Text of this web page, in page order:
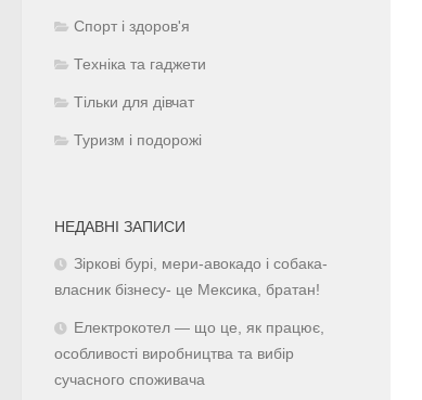
Спорт і здоров'я
Техніка та гаджети
Тільки для дівчат
Туризм і подорожі
НЕДАВНІ ЗАПИСИ
Зіркові бурі, мери-авокадо і собака-
власник бізнесу- це Мексика, братан!
Електрокотел — що це, як працює,
особливості виробництва та вибір
сучасного споживача